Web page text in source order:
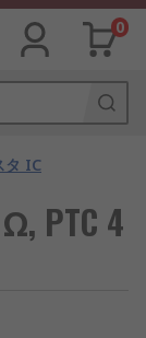
0
タ IC
PTC 4